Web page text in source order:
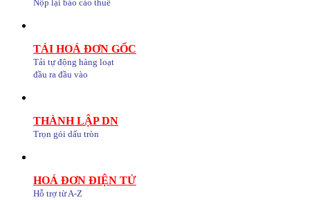
Nộp lại báo cáo thuế
TẢI HOÁ ĐƠN GỐC
Tải tự động hàng loạt
đầu ra đầu vào
THÀNH LẬP DN
Trọn gói dấu tròn
HOÁ ĐƠN ĐIỆN TỬ
Hỗ trợ từ A-Z